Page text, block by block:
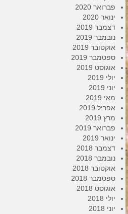
פברואר 2020
ינואר 2020
דצמבר 2019
נובמבר 2019
אוקטובר 2019
ספטמבר 2019
אוגוסט 2019
יולי 2019
יוני 2019
מאי 2019
אפריל 2019
מרץ 2019
פברואר 2019
ינואר 2019
דצמבר 2018
נובמבר 2018
אוקטובר 2018
ספטמבר 2018
אוגוסט 2018
יולי 2018
יוני 2018